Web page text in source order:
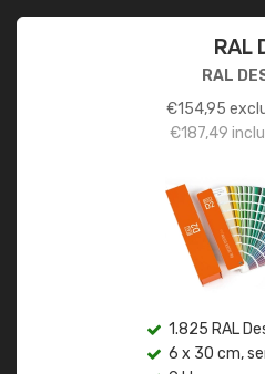
RAL
RAL
€154,95
€187,49
1.825 RAL
6 x 30 cm,